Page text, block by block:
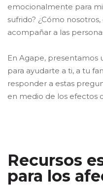
emocionalmente para
sufrido? ¿Cómo
acompañar a las
En Agape, presentamos
para ayudarte a ti, a tu
responder a estas
en medio de los efectos
Recursos
para los